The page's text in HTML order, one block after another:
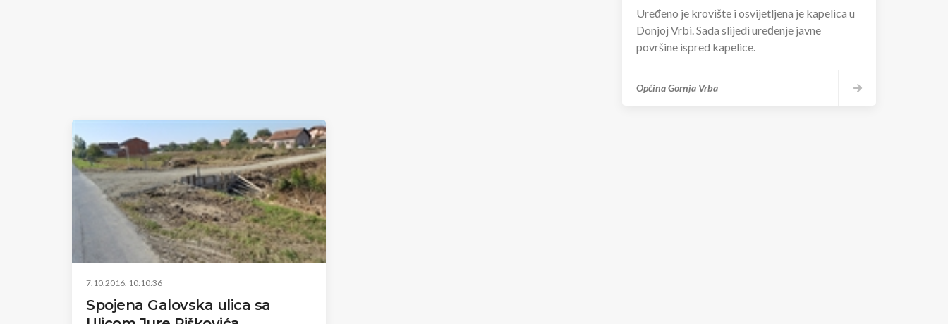
Uređeno je krovište i osvijetljena je kapelica u
Donjoj Vrbi. Sada slijedi uređenje javne
površine ispred kapelice.
Općina Gornja Vrba
7.10.2016. 10:10:36
Spojena Galovska ulica sa